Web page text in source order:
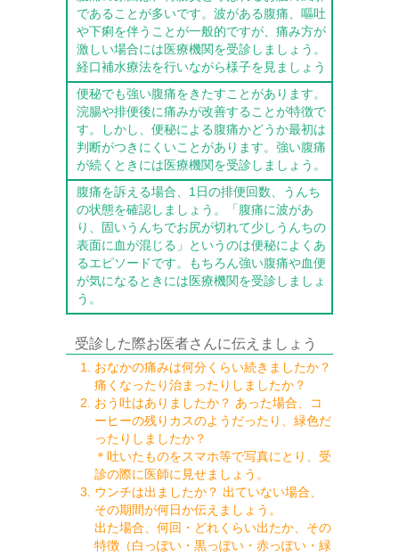
であることが多いです。波がある腹痛、嘔吐
や下痢を伴うことが一般的ですが、痛み方が
激しい場合には医療機関を受診しましょう。
経口補水療法を行いながら様子を見ましょう
便秘でも強い腹痛をきたすことがあります。
浣腸や排便後に痛みが改善することが特徴で
す。しかし、便秘による腹痛かどうか最初は
判断がつきにくいことがあります。強い腹痛
が続くときには医療機関を受診しましょう。
腹痛を訴える場合、1日の排便回数、うんち
の状態を確認しましょう。「腹痛に波があ
り、固いうんちでお尻が切れて少しうんちの
表面に血が混じる」というのは便秘によくあ
るエピソードです。もちろん強い腹痛や血便
が気になるときには医療機関を受診しましょ
う。
受診した際お医者さんに伝えましょう
おなかの痛みは何分くらい続きましたか？
痛くなったり治まったりしましたか？
おう吐はありましたか？ あった場合、コ
ーヒーの残りカスのようだったり、緑色だ
ったりしましたか？
＊吐いたものをスマホ等で写真にとり、受
診の際に医師に見せましょう。
ウンチは出ましたか？ 出ていない場合、
その期間が何日か伝えましょう。
出た場合、何回・どれくらい出たか、その
特徴（白っぽい・黒っぽい・赤っぽい・緑